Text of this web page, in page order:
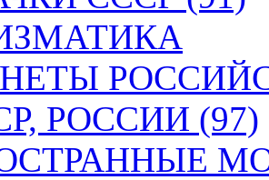
РОССИИ (97)